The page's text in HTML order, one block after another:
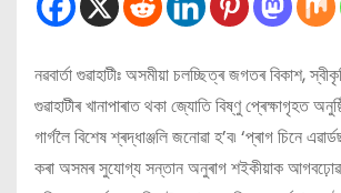
নৱবাৰ্তা গুৱাহাটীঃ অসমীয়া চলচ্ছিত্ৰ জগতৰ বিকাশ,
গুৱাহাটীৰ খানাপাৰাত থকা জ্যোতি বিষ্ণু প্ৰেক্ষাগৃহত
গাৰ্গলৈ বিশেষ শ্ৰদ্ধাঞ্জলি জনোৱা হ’ব৷ ‘প্ৰাগ চিনে
কৰা অসমৰ সুযোগ্য সন্তান অনুৰাগ শইকীয়াক আগবঢ়োৱা